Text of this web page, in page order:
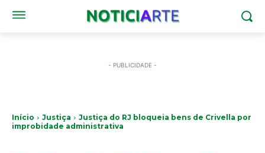
- PUBLICIDADE -
Início Justiça
Justiça do RJ bloqueia bens de Crivella por
improbidade administrativa